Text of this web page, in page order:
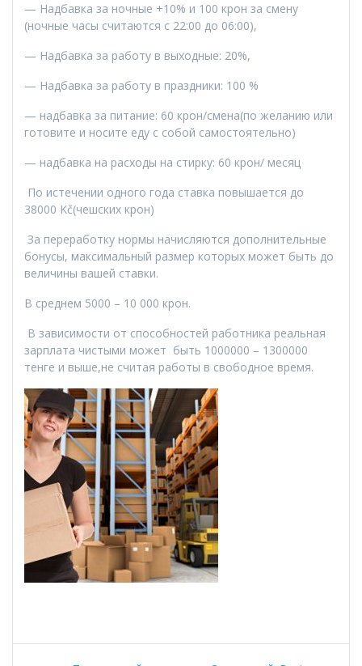
— Надбавка за ночные +10% и 100 крон за смену
(ночные часы считаются с 22:00 до 06:00),
— Надбавка за работу в выходные: 20%,
— Надбавка за работу в праздники: 100 %
— надбавка за питание: 60 крон/смена(по желанию или
готовите и носите еду с собой самостоятельно)
— надбавка на расходы на стирку: 60 крон/ месяц
По истечении одного года ставка повышается до
38000 Kč(чешских крон)
За переработку нормы начисляются дополнительные
бонусы, максимальный размер которых может быть до
величины вашей ставки.
В среднем 5000 – 10 000 крон.
В зависимости от способностей работника реальная
зарплата чистыми может быть 1000000 – 1300000
тенге и выше,не считая работы в свободное время.